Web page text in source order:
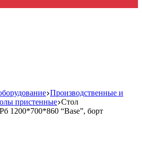
Производственные и
пристенные Стол
1200*700*860 “Base”, борт